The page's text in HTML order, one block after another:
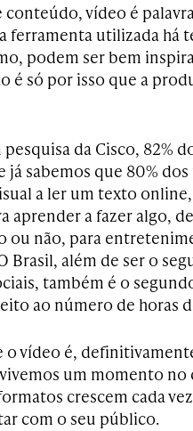
vídeo é
ferramenta utilizada há
podem ser bem
é só por isso que a
da Cisco, 82%
já sabemos que 80%
a ler um texto
aprender a fazer algo,
ou não, para
Brasil, além de ser o
também é o
ao número de horas
o vídeo é,
um momento no
crescem cada
com o seu público.